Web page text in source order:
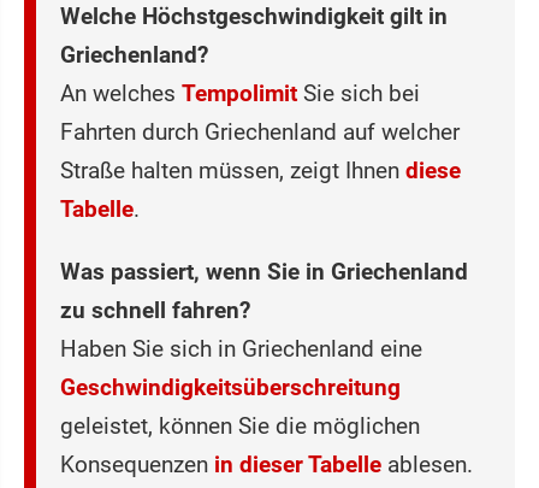
Welche Höchstge‌schwindigkeit gilt in
Griechenland?
An welches Tempolimit Sie sich bei
Fahrten durch Griechenland auf welcher
Straße halten müssen, zeigt Ihnen diese
Tabelle.
Was passiert, wenn Sie in Griechenland
zu schnell fahren?
Haben Sie sich in Griechenland eine
Geschwindigkeitsüberschreitung
geleistet, können Sie die möglichen
Konsequenzen in dieser Tabelle ablesen.